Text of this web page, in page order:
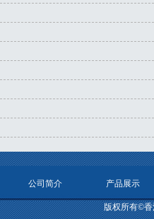
公司简介 产品展示
版权所有©